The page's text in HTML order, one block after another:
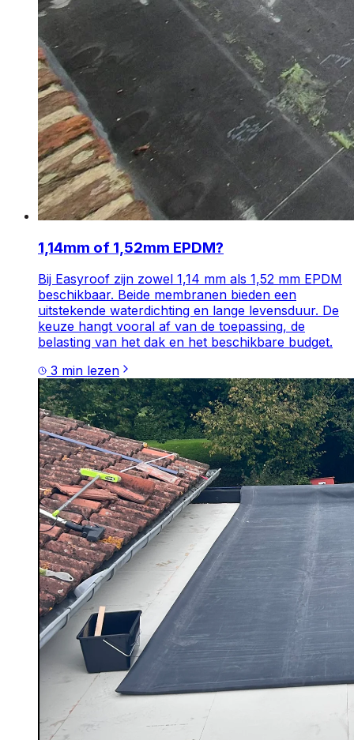
1,14mm of 1,52mm EPDM?
Bij Easyroof zijn zowel 1,14 mm als 1,52 mm EPDM
beschikbaar. Beide membranen bieden een
uitstekende waterdichting en lange levensduur. De
keuze hangt vooral af van de toepassing, de
belasting van het dak en het beschikbare budget.
3 min lezen